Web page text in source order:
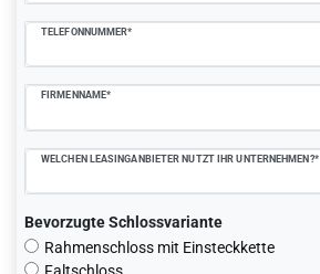
TELEFONNUMMER*
FIRMENNAME*
WELCHEN LEASINGANBIETER NUTZT IHR UNTERNEHMEN?*
Bevorzugte Schlossvariante
Rahmenschloss mit Einsteckkette
Faltschloss